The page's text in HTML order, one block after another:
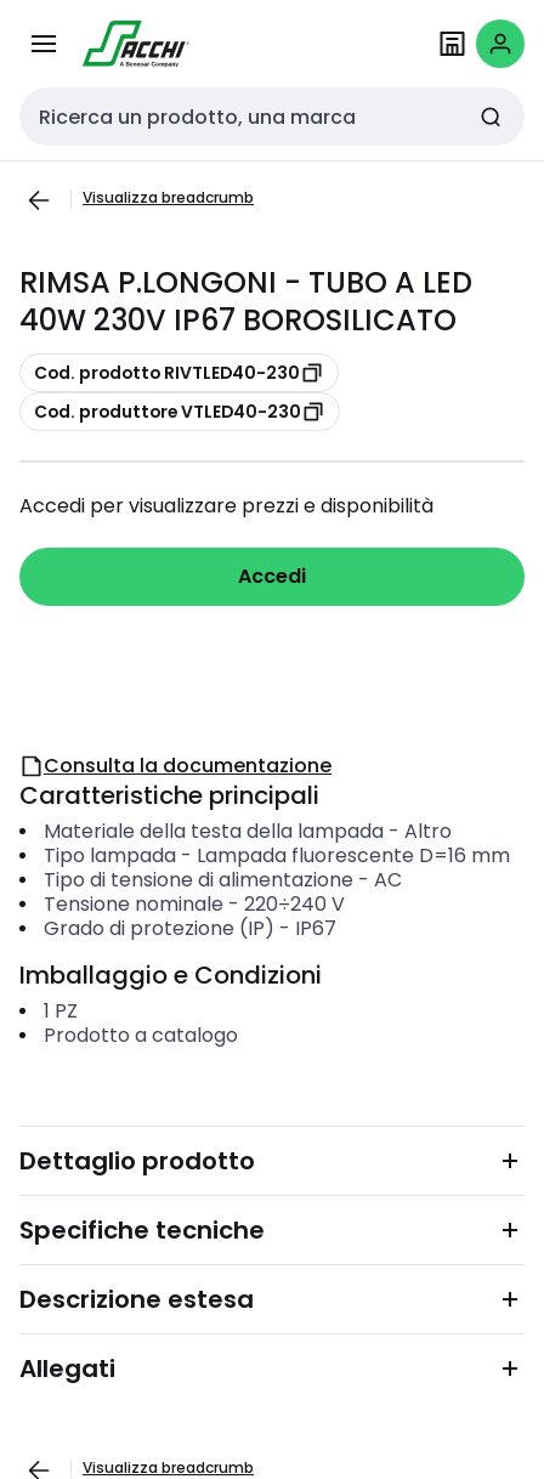
navigazionecontenuto
Cerca input
Visualizza breadcrumb
RIMSA P.LONGONI - TUBO A LED
40W 230V IP67 BOROSILICATO
copia
Cod. prodotto RIVTLED40-230
copia
Cod. produttore VTLED40-230
Accedi per visualizzare prezzi e disponibilità
Accedi
Consulta la documentazione
Caratteristiche principali
Materiale della testa della lampada- Altro
Tipo lampada- Lampada fluorescente D=16 mm
Tipo di tensione di alimentazione - AC
Tensione nominale - 220÷240 V
Grado di protezione (IP) - IP67
Imballaggio e Condizioni
1 PZ
Prodotto a catalogo
Dettaglio prodotto
Specifiche tecniche
Descrizione estesa
Allegati
Visualizza breadcrumb